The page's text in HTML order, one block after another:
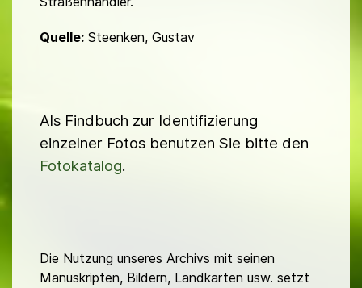
Quelle: Steenken, Gustav
Als Findbuch zur Identifizierung
einzelner Fotos benutzen Sie bitte den
Fotokatalog.
Die Nutzung unseres Archivs mit seinen
Manuskripten, Bildern, Landkarten usw. setzt